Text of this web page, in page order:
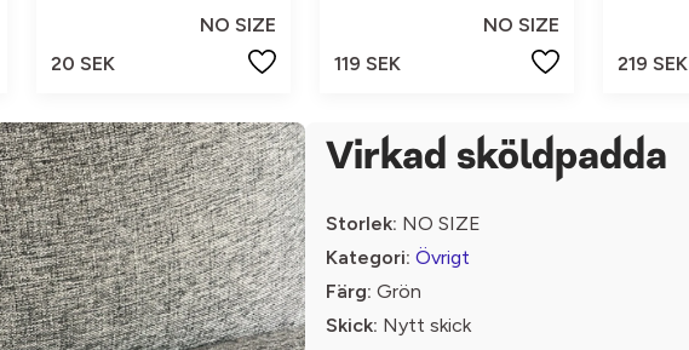
NO SIZE
20 SEK
NO SIZE
119 SEK
219 SEK
Virkad sköldpadda
Storlek: NO SIZE
Kategori: Övrigt
Färg: Grön
Skick: Nytt skick